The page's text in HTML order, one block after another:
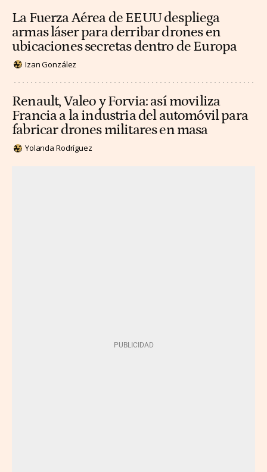
La Fuerza Aérea de EEUU despliega
armas láser para derribar drones en
ubicaciones secretas dentro de Europa
Izan González
Renault, Valeo y Forvia: así moviliza
Francia a la industria del automóvil para
fabricar drones militares en masa
Yolanda Rodríguez